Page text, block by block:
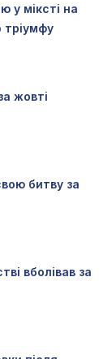
у міксті на
тріумфу
жовті
битву за
вболівав за